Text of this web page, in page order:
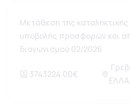
Μετάθεση της
υποβολής προσφορών και
διαγωνισμού 02/2026
3743224.00€